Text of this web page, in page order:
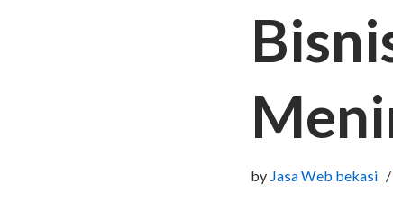
by Jasa Web bekasi